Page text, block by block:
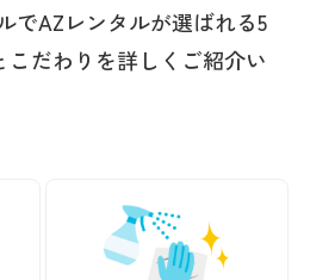
でAZレンタルが選ばれる5
だわりを詳しくご紹介い